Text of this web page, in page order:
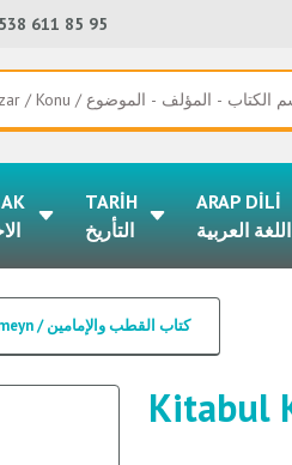
611 85 95
TARİH
التأريخ
ARAP DİLİ
اللغة العربية
Kitabul Kutubi Vel İmameyn / كتاب القطب والإمامين